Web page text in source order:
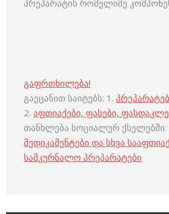
პრეპარატის რომელიმე
გაფრთხილება!
გაეცანით საიტებს: 1.
2. აფთიაქები, ფასები,
თანხლება სოციალურ ქსელებში:
მედიკამენტები და სხვა
სამკურნალო პრეპარატები